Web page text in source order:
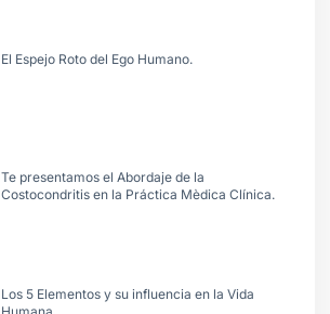
El Espejo Roto del Ego Humano.
Te presentamos el Abordaje de la
Costocondritis en la Práctica Mèdica Clínica.
Los 5 Elementos y su influencia en la Vida